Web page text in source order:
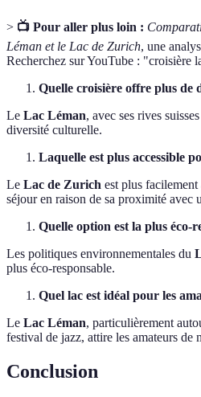
> 📺 Pour aller plus loin :
Léman et le Lac de Zurich, une
Recherchez sur YouTube : "croisière
Quelle croisière offre plus de
Le Lac Léman, avec ses rives
diversité culturelle.
Laquelle est plus accessible
Le Lac de Zurich est plus
séjour en raison de sa proximité avec
Quelle option est la plus éco-
Les politiques environnementales du
plus éco-responsable.
Quel lac est idéal pour les
Le Lac Léman, particulièrement
festival de jazz, attire les amateurs de
Conclusion